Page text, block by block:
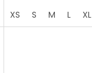
XS
S M L XL